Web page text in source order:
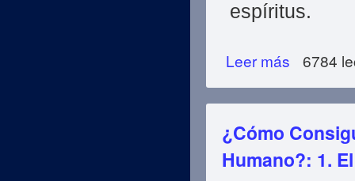
espíritus.
Leer más sobre ¿Cómo
6784
¿Cómo
Humano?: 1.